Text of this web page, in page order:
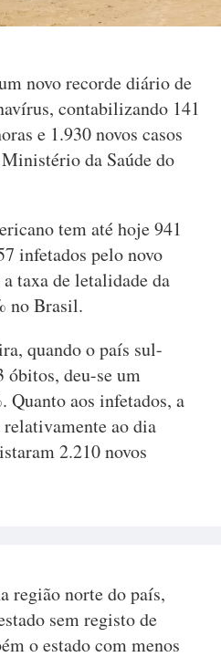
novo recorde diário de
contabilizando 141
e 1.930 novos casos
da Saúde do
tem até hoje 941
infetados pelo novo
taxa de letalidade da
no Brasil.
quando o país sul-
óbitos, deu-se um
Quanto aos infetados, a
ao dia
2.210 novos
região norte do país,
sem registo de
o estado com menos